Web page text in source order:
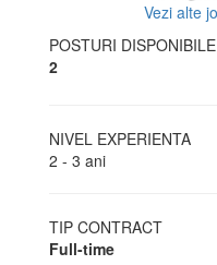
Vezi alte
POSTURI DISPONIBILE
2
NIVEL EXPERIENTA
2 - 3 ani
TIP CONTRACT
Full-time